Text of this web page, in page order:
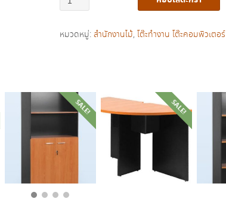
โต๊ะ
โล่ง
MALAGA
ชิ้น
หมวดหมู่: สำนักงานไม้, โต๊ะทำงาน โต๊ะคอมพิวเตอร์
SALE! SALE!